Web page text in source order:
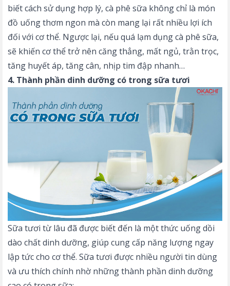
biết cách sử dụng hợp lý, cà phê sữa không chỉ là món
đồ uống thơm ngon mà còn mang lại rất nhiều lợi ích
đối với cơ thể. Ngược lại, nếu quá lạm dụng cà phê sữa,
sẽ khiến cơ thể trở nên căng thẳng, mất ngủ, trằn trọc,
tăng huyết áp, tăng cân, nhịp tim đập nhanh…
4. Thành phần dinh dưỡng có trong sữa tươi
Sữa tươi từ lâu đã được biết đến là một thức uống dồi
dào chất dinh dưỡng, giúp cung cấp năng lượng ngay
lập tức cho cơ thể. Sữa tươi được nhiều người tin dùng
và ưu thích chính nhờ những thành phần dinh dưỡng